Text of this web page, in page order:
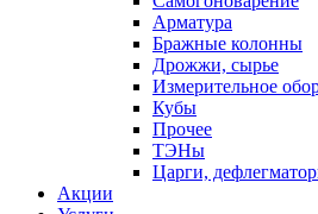
Арматура
Бражные колонны
Дрожжи, сырье
Измерительное
Кубы
Прочее
ТЭНы
Царги,
Акции